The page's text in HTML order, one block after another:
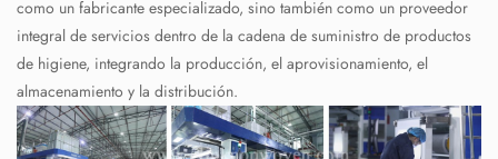
como un fabricante especializado, sino también como un proveedor
integral de servicios dentro de la cadena de suministro de productos
de higiene, integrando la producción, el aprovisionamiento, el
almacenamiento y la distribución.